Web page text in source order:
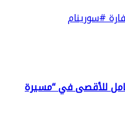
#سورينام
للأقصى في “مسيرة